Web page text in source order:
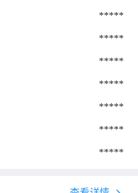
*****
*****
*****
*****
*****
*****
*****